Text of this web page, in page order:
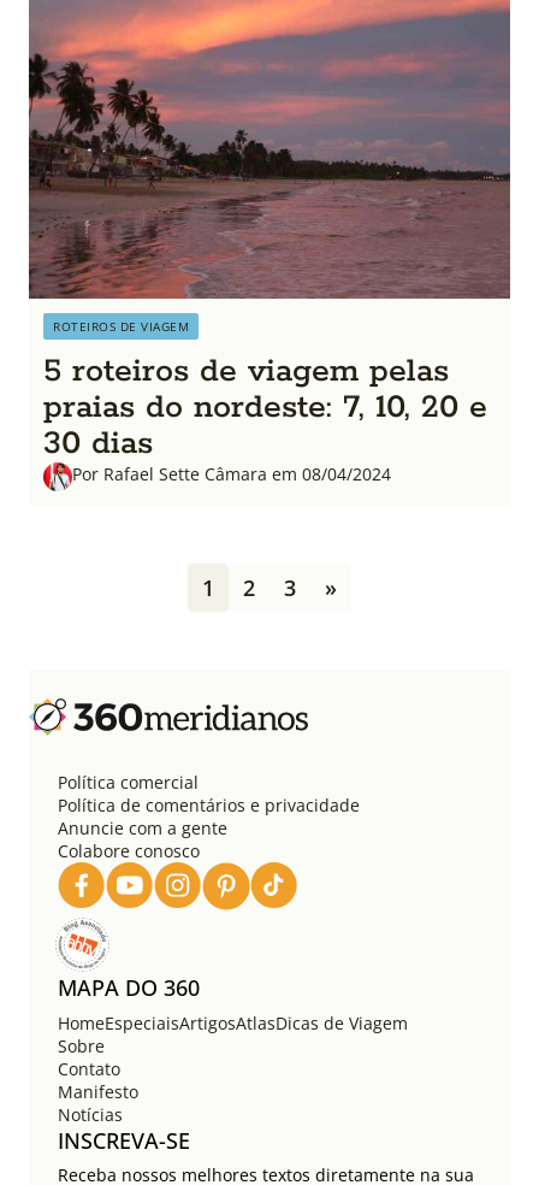
ROTEIROS DE VIAGEM
5 roteiros de viagem pelas
praias do nordeste: 7, 10, 20 e
30 dias
Por Rafael Sette Câmara em 08/04/2024
a
ç
1 2 3 »
Política comercial
Política de comentários e privacidade
Anuncie com a gente
Colabore conosco
MAPA DO 360
HomeEspeciaisArtigosAtlasDicas de Viagem
Sobre
Contato
Manifesto
Notícias
INSCREVA-SE
Receba nossos melhores textos diretamente na sua